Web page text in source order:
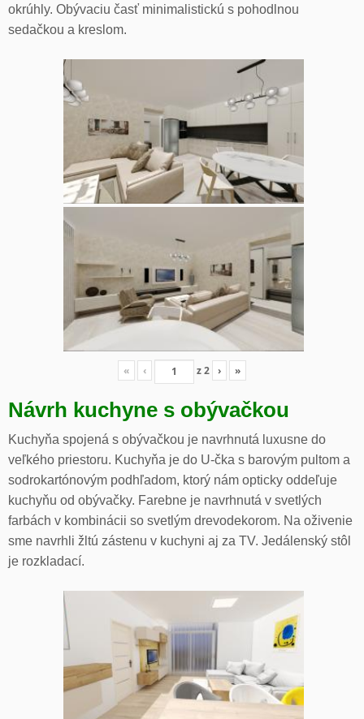
okrúhly. Obývaciu časť minimalistickú s pohodlnou
sedačkou a kreslom.
« ‹ z2 › »
Návrh kuchyne s obývačkou
Kuchyňa spojená s obývačkou je navrhnutá luxusne do
veľkého priestoru. Kuchyňa je do U-čka s barovým pultom a
sodrokartónovým podhľadom, ktorý nám opticky oddeľuje
kuchyňu od obývačky. Farebne je navrhnutá v svetlých
farbách v kombinácii so svetlým drevodekorom. Na oživenie
sme navrhli žltú zástenu v kuchyni aj za TV. Jedálenský stôl
je rozkladací.